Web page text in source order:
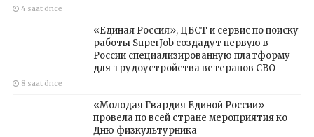
4 saat önce
«Единая Россия», ЦБСТ и сервис по поиску
работы SuperJob создадут первую в
России специализированную платформу
для трудоустройства ветеранов СВО
8 saat önce
«Молодая Гвардия Единой России»
провела по всей стране мероприятия ко
Дню физкультурника